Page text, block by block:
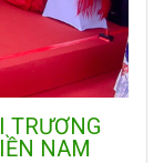
TRƯƠNG
NAM